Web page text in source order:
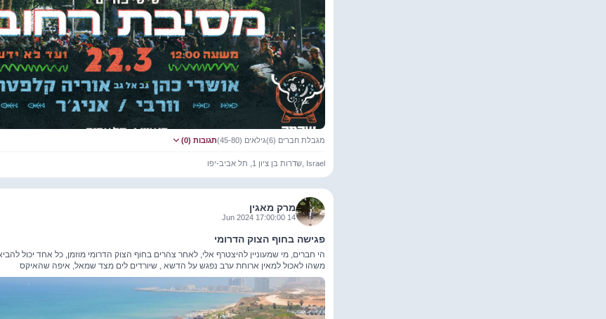
מגבלת חברים (6) גילאים (45-80) תגובות (0)
שדרות בן ציון 1, תל אביב-יפו, Israel
מרק מאגין
14 Jun 2024 17:00:00
פגישה בחוף הצוק הדרומי
הי חברים, מי שמעוניין להיצטרף אלי, לאחר צהרים בחוף הצוק הדרומי מוזמן, כל אחד יכול
משהו לאכול למאין ארוחת ערב נפגש על הדשא , שיורדים לים מצד שמאל, איפה שהאיקס